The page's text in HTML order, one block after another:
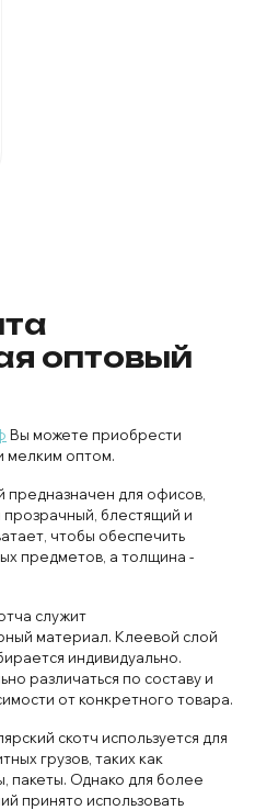
оптовый
Вы можете приобрести
мелким оптом.
предназначен для офисов,
блестящий и
чтобы обеспечить
предметов, а толщина -
служит
материал. Клеевой слой
индивидуально.
различаться по составу и
от конкретного товара.
скотч используется для
грузов, таких как
пакеты. Однако для более
принято использовать